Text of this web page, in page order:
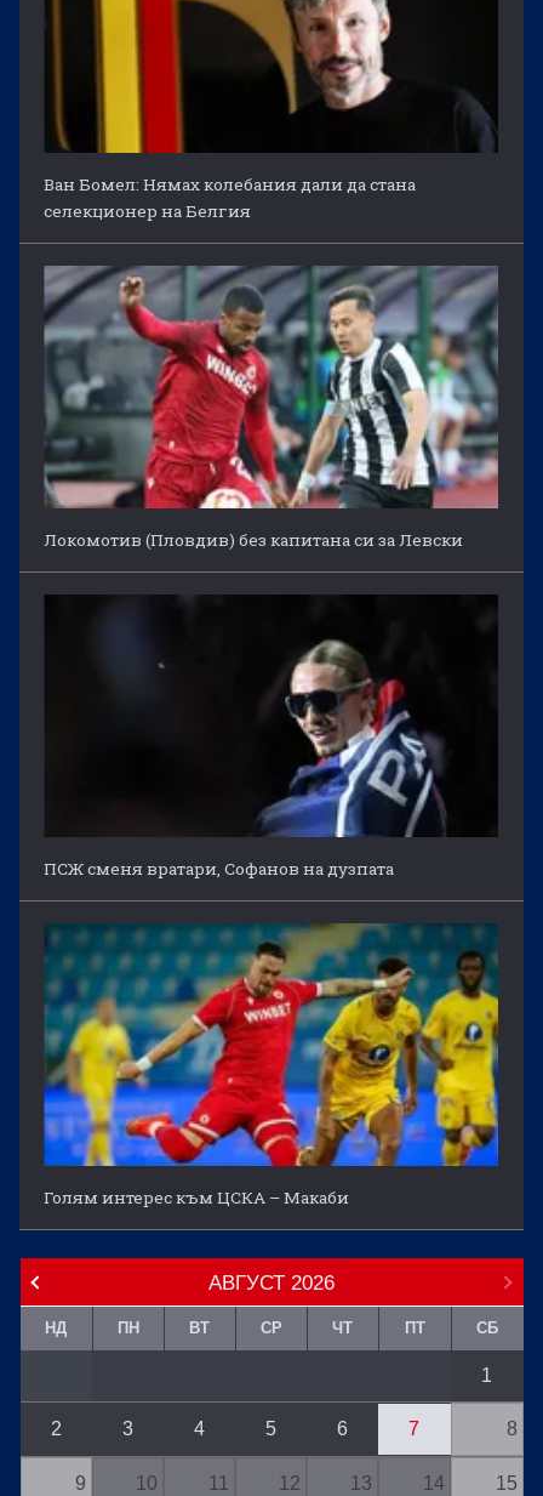
Ван Бомел: Нямах колебания дали да стана
селекционер на Белгия
Локомотив (Пловдив) без капитана си за Левски
ПСЖ сменя вратари, Софанов на дузпата
Голям интерес към ЦСКА – Макаби
АВГУСТ 2026
НД ПН ВТ СР ЧТ ПТ СБ
1
2 3 4 5 6 7 8
9 10 11 12 13 14 15